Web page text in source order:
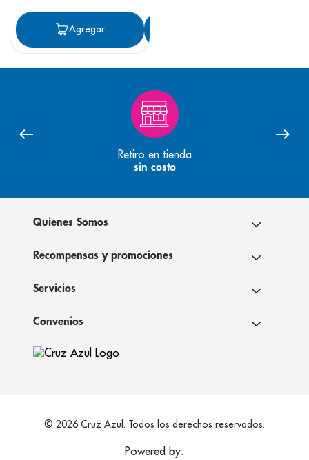
Agregar
Retiro en tienda
sin costo
Quienes Somos
Recompensas y promociones
Servicios
Convenios
© 2026 Cruz Azul. Todos los derechos reservados.
Powered by: